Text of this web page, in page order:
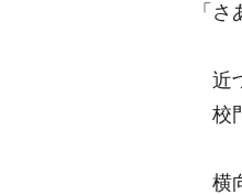
「
近
校
横